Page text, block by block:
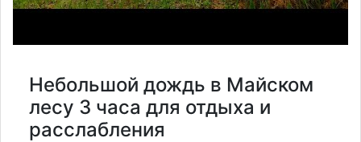
Небольшой дождь в Майском
лесу 3 часа для отдыха и
расслабления